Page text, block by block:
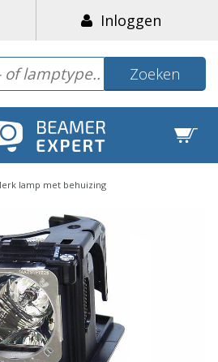
Inloggen
Zoeken
lamp met behuizing